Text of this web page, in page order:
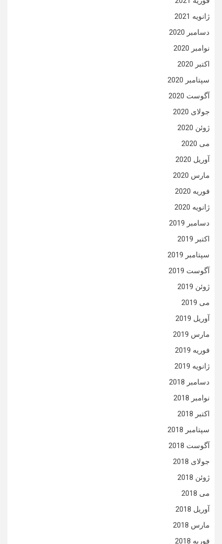
ژانویه 2021
دسامبر 2020
نوامبر 2020
اکتبر 2020
سپتامبر 2020
آگوست 2020
جولای 2020
ژوئن 2020
می 2020
آوریل 2020
مارس 2020
فوریه 2020
ژانویه 2020
دسامبر 2019
اکتبر 2019
سپتامبر 2019
آگوست 2019
ژوئن 2019
می 2019
آوریل 2019
مارس 2019
فوریه 2019
ژانویه 2019
دسامبر 2018
نوامبر 2018
اکتبر 2018
سپتامبر 2018
آگوست 2018
جولای 2018
ژوئن 2018
می 2018
آوریل 2018
مارس 2018
فوریه 2018